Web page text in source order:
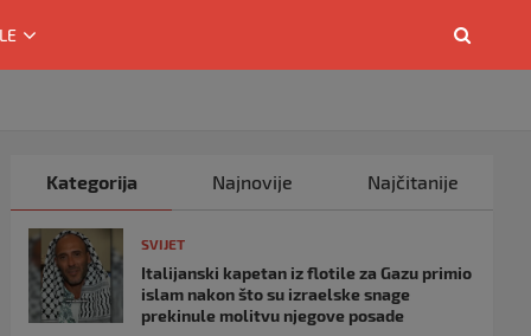
Kategorija Najnovije Najčitanije
SVIJET
Italijanski kapetan iz flotile za Gazu primio
islam nakon što su izraelske snage
prekinule molitvu njegove posade